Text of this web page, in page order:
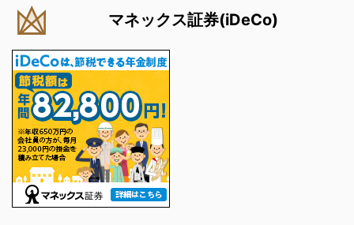
マネックス証券(iDeCo)